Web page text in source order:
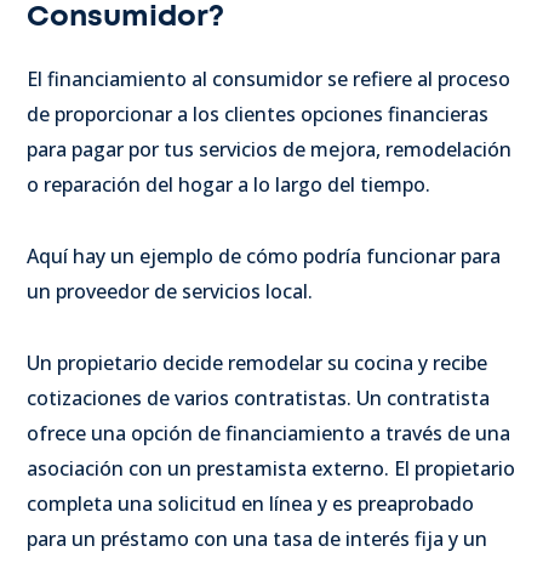
Consumidor?
El financiamiento al consumidor se refiere al proceso
de proporcionar a los clientes opciones financieras
para pagar por tus servicios de mejora, remodelación
o reparación del hogar a lo largo del tiempo.
Aquí hay un ejemplo de cómo podría funcionar para
un proveedor de servicios local.
Un propietario decide remodelar su cocina y recibe
cotizaciones de varios contratistas. Un contratista
ofrece una opción de financiamiento a través de una
asociación con un prestamista externo. El propietario
completa una solicitud en línea y es preaprobado
para un préstamo con una tasa de interés fija y un